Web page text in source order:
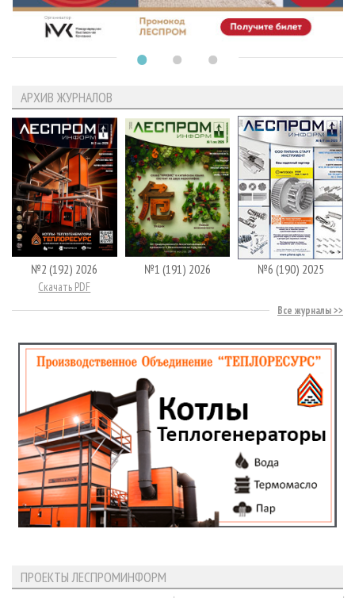
АРХИВ ЖУРНАЛОВ
№2 (192) 2026
Скачать PDF
№1 (191) 2026 №6 (190) 2025
Все журналы
ПРОЕКТЫ ЛЕСПРОМИНФОРМ